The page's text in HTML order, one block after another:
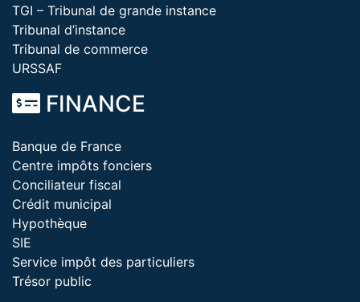
TGI – Tribunal de grande instance
Tribunal d’instance
Tribunal de commerce
URSSAF
FINANCE
Banque de France
Centre impôts fonciers
Conciliateur fiscal
Crédit municipal
Hypothèque
SIE
Service impôt des particuliers
Trésor public